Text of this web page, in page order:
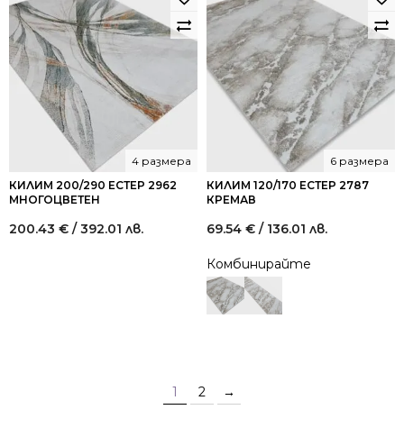
КИЛИМ 200/290 ЕСТЕР 2962
МНОГОЦВЕТЕН
4 размера
200.43 € / 392.01 лв.
КИЛИМ 120/170 ЕСТЕР 2787
КРЕМАВ
6 размера
69.54 € / 136.01 лв.
Комбинирайте
1 2 →